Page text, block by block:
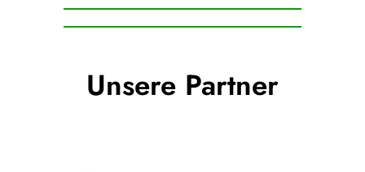
Unsere Partner